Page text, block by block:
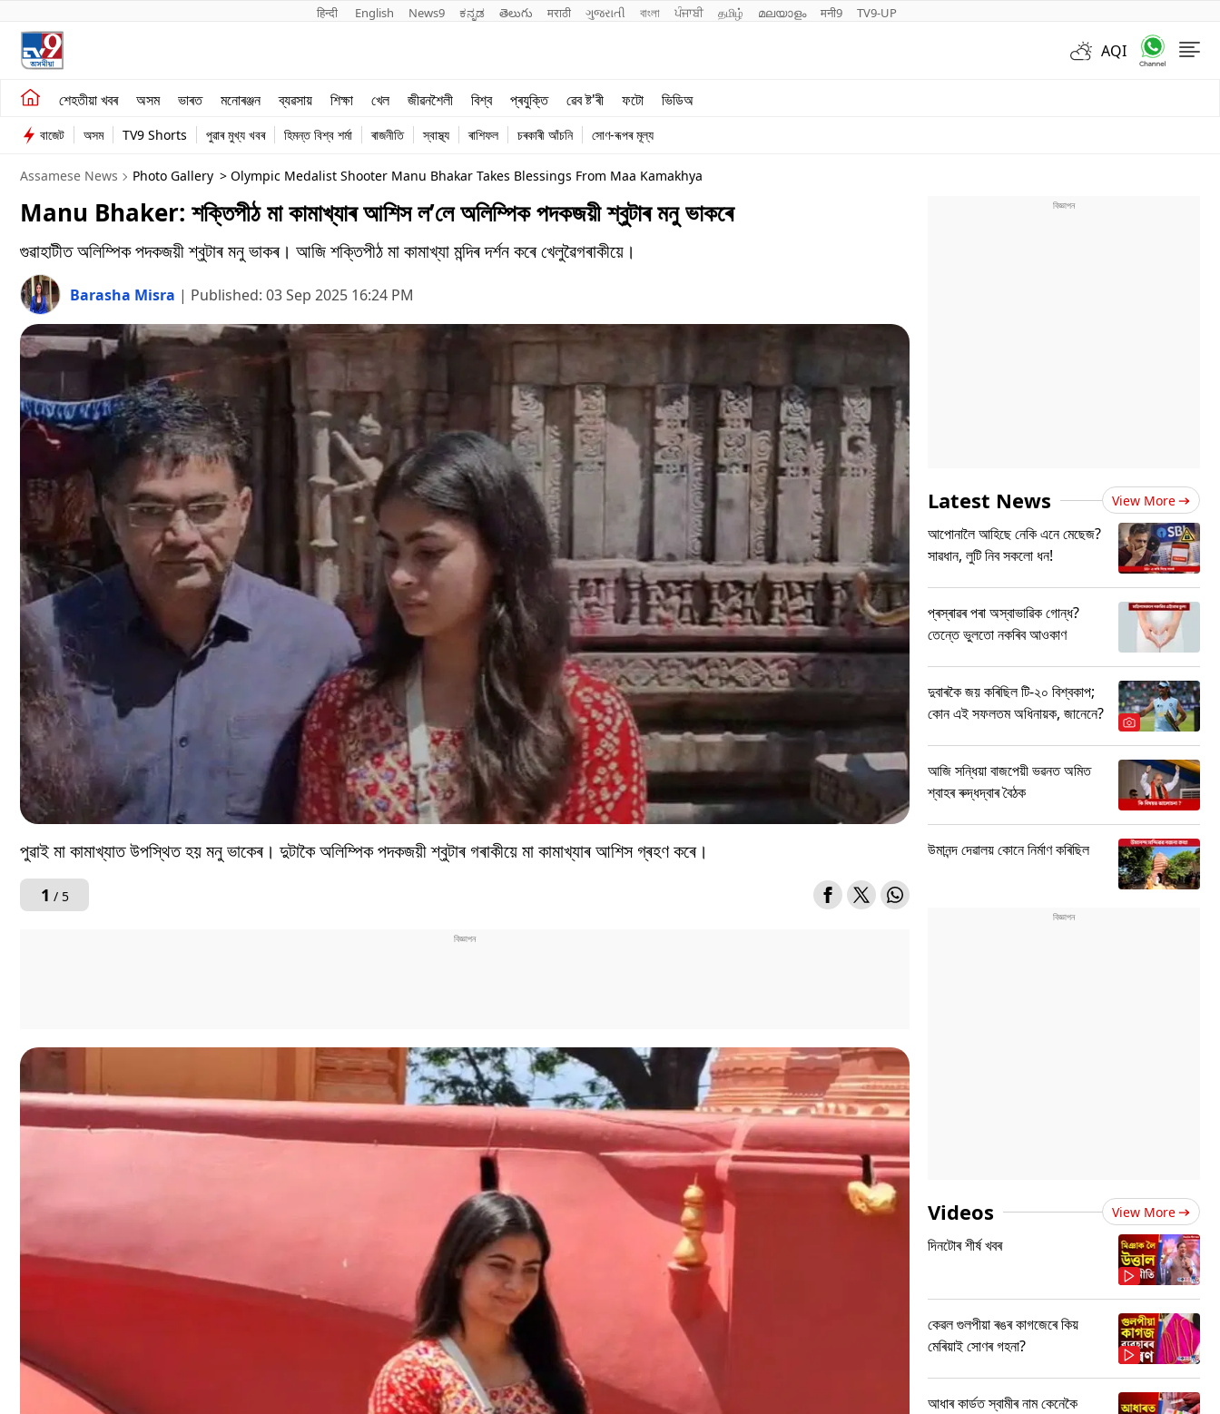
हिन्दी English News9 ಕನ್ನಡ తెలుగు मराठी ગુજરાતી বাংলা ਪੰਜਾਬੀ தமிழ் മലയാളം मनी9 TV9-UP
AQI
শেহতীয়া খবৰ অসম ভাৰত মনোৰঞ্জন ব্যৱসায় শিক্ষা খেল জীৱনশৈলী বিশ্ব প্ৰযুক্তি ৱেব ষ্ট'ৰী ফটো ভিডিঅ
শেহতীয়া খবৰ
অসম
ভাৰত
ব্যৱসায়
খেল
জীৱনশৈলী
বাজেট অসম TV9 Shorts পুৱাৰ মুখ্য খবৰ হিমন্ত বিশ্ব শৰ্মা ৰাজনীতি স্বাস্থ্য ৰাশিফল চৰকাৰী আঁচনি সোণ-ৰূপৰ মূল্য
Assamese News Photo Gallery > Olympic Medalist Shooter Manu Bhakar Takes Blessings From Maa Kamakhya
Manu Bhaker: শক্তিপীঠ মা কামাখ্যাৰ আশিস ল’লে অলিম্পিক পদকজয়ী শ্বুটাৰ মনু ভাকৰে
গুৱাহাটীত অলিম্পিক পদকজয়ী শ্বুটাৰ মনু ভাকৰ। আজি শক্তিপীঠ মা কামাখ্যা মন্দিৰ দৰ্শন কৰে খেলুৱৈগৰাকীয়ে।
Barasha Misra | Published: 03 Sep 2025 16:24 PM
পুৱাই মা কামাখ্যাত উপস্থিত হয় মনু ভাকেৰ। দুটাকৈ অলিম্পিক পদকজয়ী শ্বুটাৰ গৰাকীয়ে মা কামাখ্যাৰ আশিস গ্ৰহণ কৰে।
1 / 5
Latest News View More
আপোনালৈ আহিছে নেকি এনে মেছেজ?
সাৱধান, লুটি নিব সকলো ধন!
প্ৰস্ৰাৱৰ পৰা অস্বাভাৱিক গোন্ধ?
তেন্তে ভুলতো নকৰিব আওকাণ
দুবাৰকৈ জয় কৰিছিল টি-২০ বিশ্বকাপ;
কোন এই সফলতম অধিনায়ক, জানেনে?
আজি সন্ধিয়া বাজপেয়ী ভৱনত অমিত
শ্বাহৰ ৰুদ্ধদ্বাৰ বৈঠক
উমানন্দ দেৱালয় কোনে নিৰ্মাণ কৰিছিল
Videos View More
দিনটোৰ শীৰ্ষ খবৰ
কেৱল গুলপীয়া ৰঙৰ কাগজেৰে কিয়
মেৰিয়াই সোণৰ গহনা?
আধাৰ কাৰ্ডত স্বামীৰ নাম কেনেকৈ